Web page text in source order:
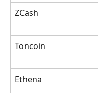
ZCash
Toncoin
Ethena